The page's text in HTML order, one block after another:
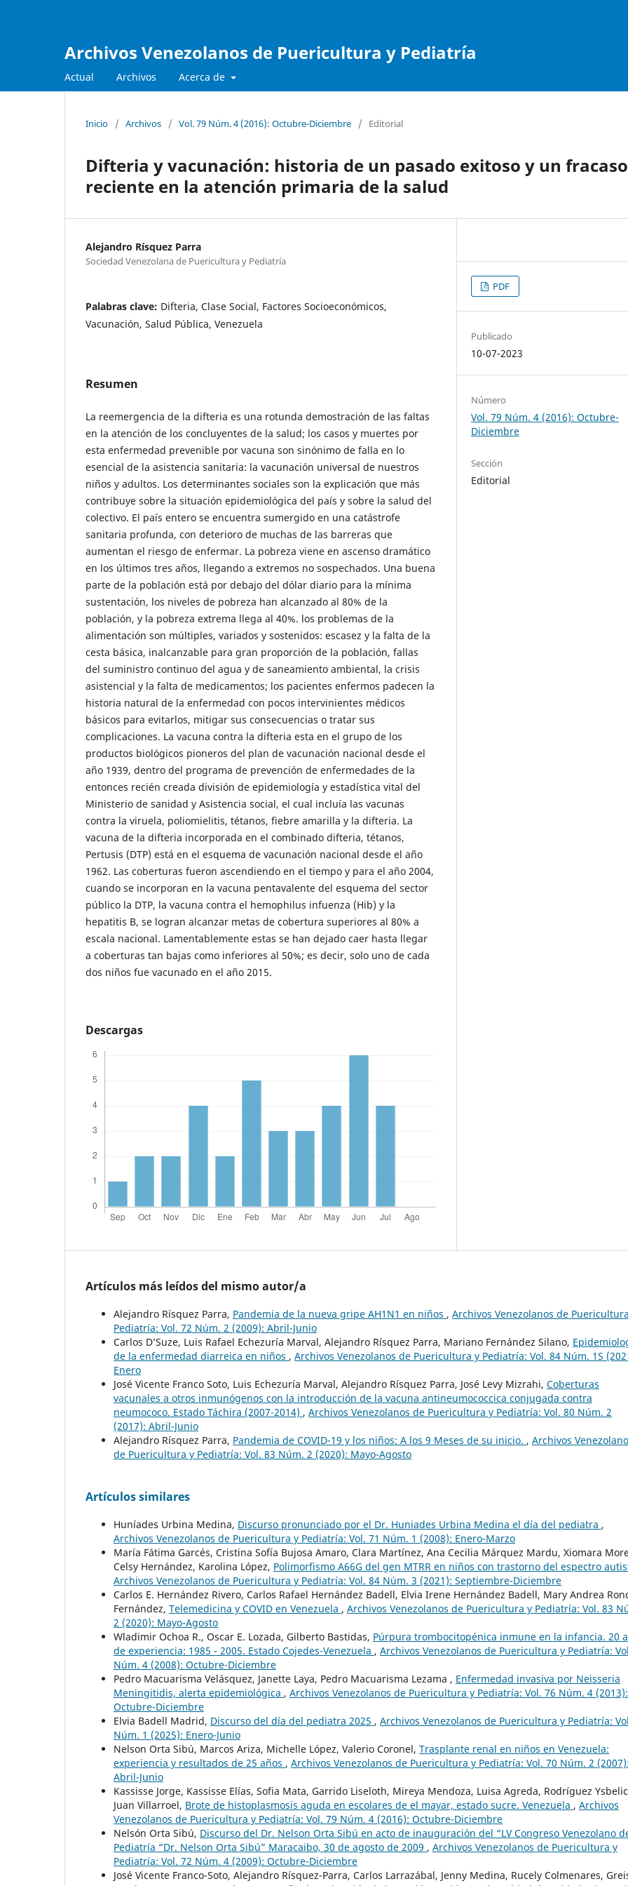
Archivos Venezolanos de Puericultura y Pediatría
Actual Archivos Acerca de
Inicio / Archivos / Vol. 79 Núm. 4 (2016): Octubre-Diciembre / Editorial
Difteria y vacunación: historia de un pasado exitoso y un fracaso
reciente en la atención primaria de la salud
Alejandro Rísquez Parra
Sociedad Venezolana de Puericultura y Pediatría
Palabras clave: Difteria, Clase Social, Factores Socioeconómicos,
Vacunación, Salud Pública, Venezuela
Resumen
La reemergencia de la difteria es una rotunda demostración de las faltas
en la atención de los concluyentes de la salud; los casos y muertes por
esta enfermedad prevenible por vacuna son sinónimo de falla en lo
esencial de la asistencia sanitaria: la vacunación universal de nuestros
niños y adultos. Los determinantes sociales son la explicación que más
contribuye sobre la situación epidemiológica del país y sobre la salud del
colectivo. El país entero se encuentra sumergido en una catástrofe
sanitaria profunda, con deterioro de muchas de las barreras que
aumentan el riesgo de enfermar. La pobreza viene en ascenso dramático
en los últimos tres años, llegando a extremos no sospechados. Una buena
parte de la población está por debajo del dólar diario para la mínima
sustentación, los niveles de pobreza han alcanzado al 80% de la
población, y la pobreza extrema llega al 40%. los problemas de la
alimentación son múltiples, variados y sostenidos: escasez y la falta de la
cesta básica, inalcanzable para gran proporción de la población, fallas
del suministro continuo del agua y de saneamiento ambiental, la crisis
asistencial y la falta de medicamentos; los pacientes enfermos padecen la
historia natural de la enfermedad con pocos intervinientes médicos
básicos para evitarlos, mitigar sus consecuencias o tratar sus
complicaciones. La vacuna contra la difteria esta en el grupo de los
productos biológicos pioneros del plan de vacunación nacional desde el
año 1939, dentro del programa de prevención de enfermedades de la
entonces recién creada división de epidemiología y estadística vital del
Ministerio de sanidad y Asistencia social, el cual incluía las vacunas
contra la viruela, poliomielitis, tétanos, fiebre amarilla y la difteria. La
vacuna de la difteria incorporada en el combinado difteria, tétanos,
Pertusis (DTP) está en el esquema de vacunación nacional desde el año
1962. Las coberturas fueron ascendiendo en el tiempo y para el año 2004,
cuando se incorporan en la vacuna pentavalente del esquema del sector
público la DTP, la vacuna contra el hemophilus infuenza (Hib) y la
hepatitis B, se logran alcanzar metas de cobertura superiores al 80% a
escala nacional. Lamentablemente estas se han dejado caer hasta llegar
a coberturas tan bajas como inferiores al 50%; es decir, solo uno de cada
dos niños fue vacunado en el año 2015.
Descargas
PDF
Publicado
10-07-2023
Número
Vol. 79 Núm. 4 (2016): Octubre-
Diciembre
Sección
Editorial
Artículos más leídos del mismo autor/a
Alejandro Rísquez Parra, Pandemia de la nueva gripe AH1N1 en niños , Archivos Venezolanos de
Pediatría: Vol. 72 Núm. 2 (2009): Abril-Junio
Carlos D’Suze, Luis Rafael Echezuría Marval, Alejandro Rísquez Parra, Mariano Fernández Silano,
de la enfermedad diarreica en niños , Archivos Venezolanos de Puericultura y Pediatría: Vol. 84 Núm. 1S
Enero
José Vicente Franco Soto, Luis Echezuría Marval, Alejandro Rísquez Parra, José Levy Mizrahi, Coberturas
vacunales a otros inmunógenos con la introducción de la vacuna antineumococcica conjugada contra
neumococo. Estado Táchira (2007-2014) , Archivos Venezolanos de Puericultura y Pediatría: Vol. 80 Núm. 2
(2017): Abril-Junio
Alejandro Rísquez Parra, Pandemia de COVID-19 y los niños: A los 9 Meses de su inicio. , Archivos
de Puericultura y Pediatría: Vol. 83 Núm. 2 (2020): Mayo-Agosto
Artículos similares
Huníades Urbina Medina, Discurso pronunciado por el Dr. Huniades Urbina Medina el día del pediatra ,
Archivos Venezolanos de Puericultura y Pediatría: Vol. 71 Núm. 1 (2008): Enero-Marzo
María Fátima Garcés, Cristina Sofía Bujosa Amaro, Clara Martínez, Ana Cecilia Márquez Mardu, Xiomara
Celsy Hernández, Karolina López, Polimorfismo A66G del gen MTRR en niños con trastorno del espectro
Archivos Venezolanos de Puericultura y Pediatría: Vol. 84 Núm. 3 (2021): Septiembre-Diciembre
Carlos E. Hernández Rivero, Carlos Rafael Hernández Badell, Elvia Irene Hernández Badell, Mary Andrea
Fernández, Telemedicina y COVID en Venezuela , Archivos Venezolanos de Puericultura y Pediatría: Vol. 83
2 (2020): Mayo-Agosto
Wladimir Ochoa R., Oscar E. Lozada, Gilberto Bastidas, Púrpura trombocitopénica inmune en la infancia. 20
de experiencia: 1985 - 2005. Estado Cojedes-Venezuela , Archivos Venezolanos de Puericultura y Pediatría:
Núm. 4 (2008): Octubre-Diciembre
Pedro Macuarisma Velásquez, Janette Laya, Pedro Macuarisma Lezama , Enfermedad invasiva por Neisseria
Meningitidis, alerta epidemiológica , Archivos Venezolanos de Puericultura y Pediatría: Vol. 76 Núm. 4 (2013):
Octubre-Diciembre
Elvia Badell Madrid, Discurso del día del pediatra 2025 , Archivos Venezolanos de Puericultura y Pediatría:
Núm. 1 (2025): Enero-Junio
Nelson Orta Sibú, Marcos Ariza, Michelle López, Valerio Coronel, Trasplante renal en niños en Venezuela:
experiencia y resultados de 25 años , Archivos Venezolanos de Puericultura y Pediatría: Vol. 70 Núm. 2 (2007):
Abril-Junio
Kassisse Jorge, Kassisse Elías, Sofia Mata, Garrido Liseloth, Mireya Mendoza, Luisa Agreda, Rodríguez
Juan Villarroel, Brote de histoplasmosis aguda en escolares de el mayar, estado sucre. Venezuela , Archivos
Venezolanos de Puericultura y Pediatría: Vol. 79 Núm. 4 (2016): Octubre-Diciembre
Nelsón Orta Sibú, Discurso del Dr. Nelson Orta Sibú en acto de inauguración del “LV Congreso Venezolano
Pediatría “Dr. Nelson Orta Sibú” Maracaibo, 30 de agosto de 2009 , Archivos Venezolanos de Puericultura y
Pediatría: Vol. 72 Núm. 4 (2009): Octubre-Diciembre
José Vicente Franco-Soto, Alejandro Rísquez-Parra, Carlos Larrazábal, Jenny Medina, Rucely Colmenares,